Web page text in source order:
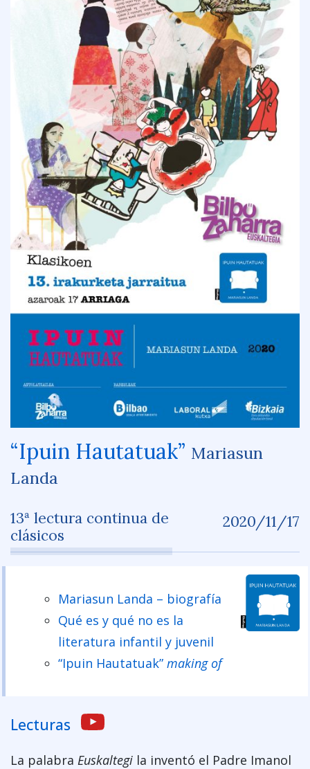
“Ipuin Hautatuak” Mariasun
Landa
13ª lectura continua de
clásicos
2020/11/17
Mariasun Landa – biografía
Qué es y qué no es la
literatura infantil y juvenil
“Ipuin Hautatuak” making of
Lecturas
La palabra Euskaltegi la inventó el Padre Imanol